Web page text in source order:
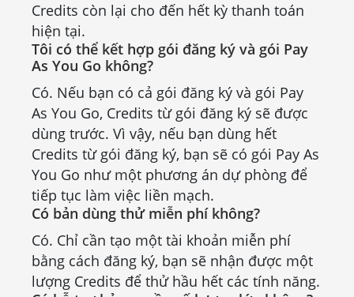
Credits còn lại cho đến hết kỳ thanh toán
hiện tại.
Tôi có thể kết hợp gói đăng ký và gói Pay
As You Go không?
Có. Nếu bạn có cả gói đăng ký và gói Pay
As You Go, Credits từ gói đăng ký sẽ được
dùng trước. Vì vậy, nếu bạn dùng hết
Credits từ gói đăng ký, bạn sẽ có gói Pay As
You Go như một phương án dự phòng để
tiếp tục làm việc liền mạch.
Có bản dùng thử miễn phí không?
Có. Chỉ cần tạo một tài khoản miễn phí
bằng cách đăng ký, bạn sẽ nhận được một
lượng Credits để thử hầu hết các tính năng.